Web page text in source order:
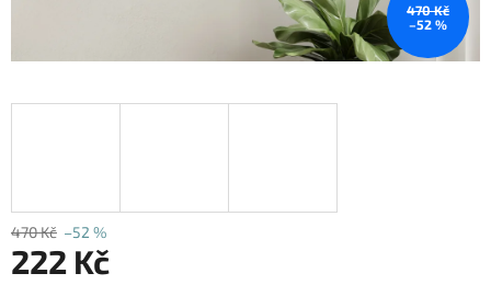
470 Kč
–52 %
470 Kč –52 %
222 Kč